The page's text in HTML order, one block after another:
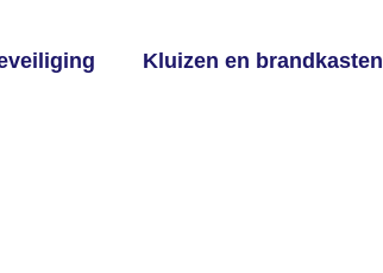
Kluizen en brandkasten